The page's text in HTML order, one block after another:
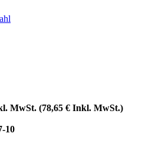
MwSt. (78,65 € Inkl. MwSt.)
10